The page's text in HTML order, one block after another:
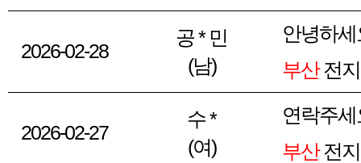
2026-02-28
공 * 민
(남)
안녕하세
부산전
2026-02-27
수 *
(여)
연락주세
부산전